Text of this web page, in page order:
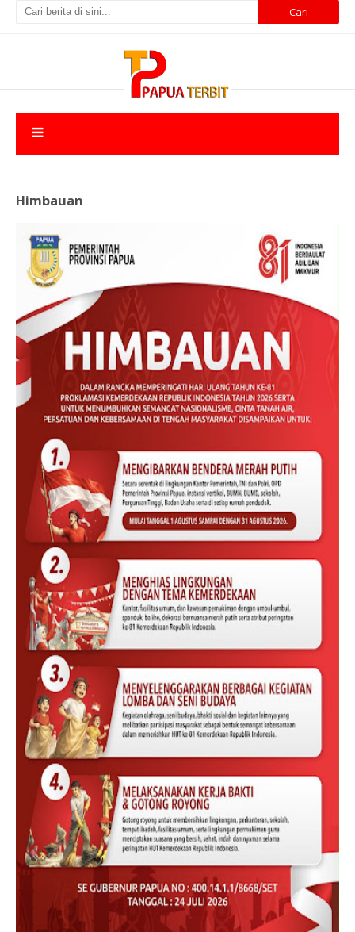
Himbauan